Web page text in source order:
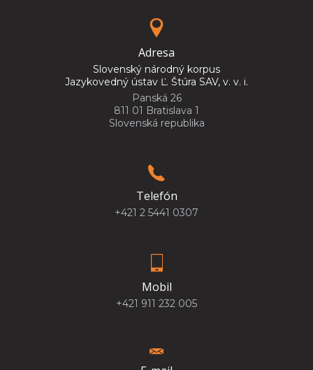
Adresa
Slovenský národný korpus
Jazykovedný ústav Ľ. Štúra SAV, v. v. i.
Panská 26
811 01 Bratislava 1
Slovenská republika
Telefón
+421 2 5441 0307
Mobil
+421 911 232 005